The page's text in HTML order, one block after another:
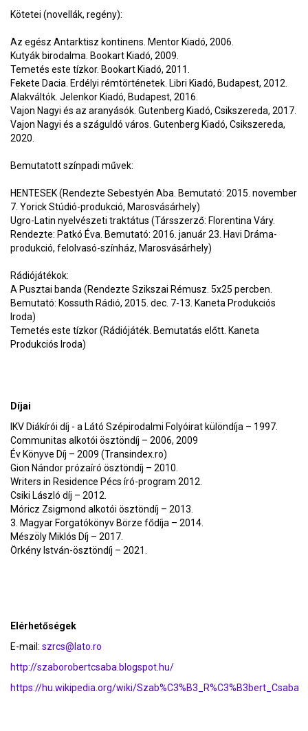
Kötetei (novellák, regény):
Az egész Antarktisz kontinens. Mentor Kiadó, 2006.
Kutyák birodalma. Bookart Kiadó, 2009.
Temetés este tízkor. Bookart Kiadó, 2011.
Fekete Dacia. Erdélyi rémtörténetek. Libri Kiadó, Budapest, 2012.
Alakváltók. Jelenkor Kiadó, Budapest, 2016.
Vajon Nagyi és az aranyásók. Gutenberg Kiadó, Csikszereda, 2017.
Vajon Nagyi és a száguldó város. Gutenberg Kiadó, Csikszereda,
2020.
Bemutatott színpadi művek:
HENTESEK (Rendezte Sebestyén Aba. Bemutató: 2015. november
7. Yorick Stúdió-produkció, Marosvásárhely)
Ugro-Latin nyelvészeti traktátus (Társszerző: Florentina Váry.
Rendezte: Patkó Éva. Bemutató: 2016. január 23. Havi Dráma-
produkció, felolvasó-színház, Marosvásárhely)
Rádiójátékok:
A Pusztai banda (Rendezte Szikszai Rémusz. 5x25 percben.
Bemutató: Kossuth Rádió, 2015. dec. 7-13. Kaneta Produkciós
Iroda)
Temetés este tízkor (Rádiójáték. Bemutatás előtt. Kaneta
Produkciós Iroda)
Díjai
IKV Diákírói díj - a Látó Szépirodalmi Folyóirat különdíja – 1997.
Communitas alkotói ösztöndíj – 2006, 2009
Év Könyve Díj – 2009 (Transindex.ro)
Gion Nándor prózaíró ösztöndíj – 2010.
Writers in Residence Pécs író-program 2012.
Csiki László díj – 2012.
Móricz Zsigmond alkotói ösztöndíj – 2013.
3. Magyar Forgatókönyv Börze fődíja – 2014.
Mészöly Miklós Díj – 2017.
Örkény István-ösztöndíj – 2021.
Elérhetőségek
E-mail: szrcs@lato.ro
http://szaborobertcsaba.blogspot.hu/
https://hu.wikipedia.org/wiki/Szab%C3%B3_R%C3%B3bert_Csaba